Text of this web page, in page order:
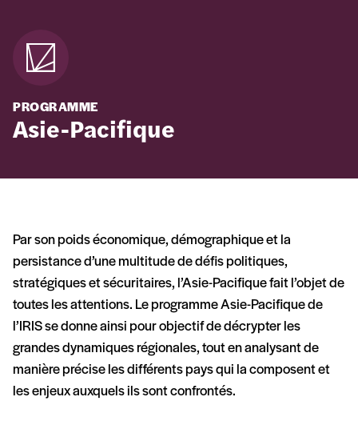
PROGRAMME
Asie-Pacifique
Par son poids économique, démographique et la
persistance d’une multitude de défis politiques,
stratégiques et sécuritaires, l’Asie-Pacifique fait l’objet de
toutes les attentions. Le programme Asie-Pacifique de
l’IRIS se donne ainsi pour objectif de décrypter les
grandes dynamiques régionales, tout en analysant de
manière précise les différents pays qui la composent et
les enjeux auxquels ils sont confrontés.